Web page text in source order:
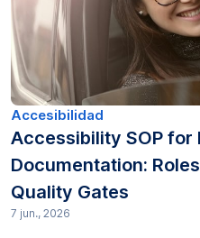
Accesibilidad
Accessibility SOP for
Documentation:
Quality Gates
7 jun., 2026